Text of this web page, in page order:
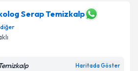
Serap Temizkalp
diğer
Haritada Göster